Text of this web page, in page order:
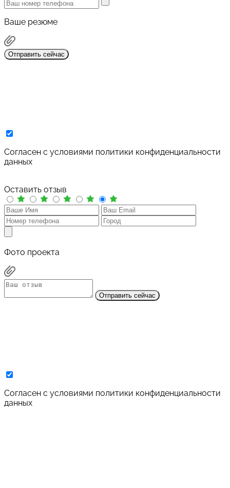
Ваше резюме
Отправить сейчас
Cогласен с условиями политики конфиденциальности
данных
Оставить отзыв
Фото проекта
Отправить сейчас
Cогласен с условиями политики конфиденциальности
данных